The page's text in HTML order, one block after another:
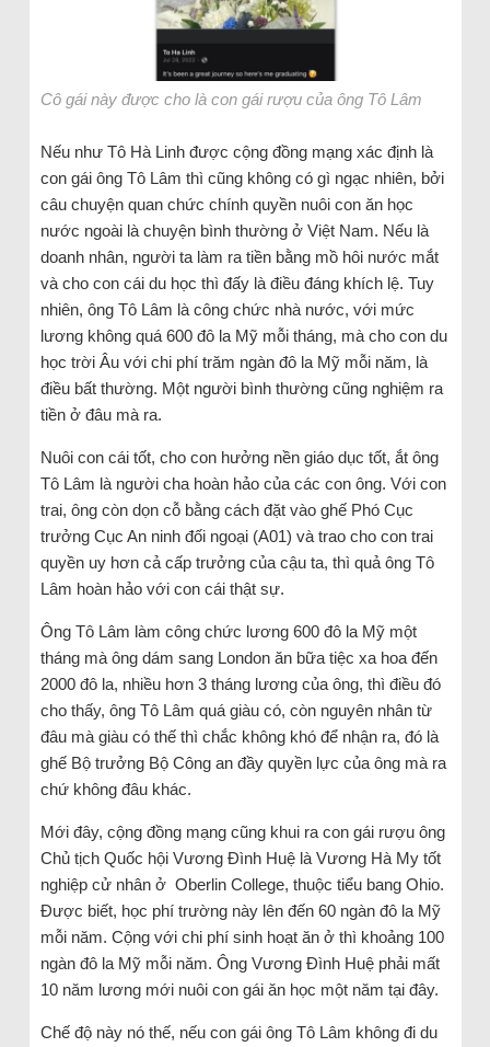
Cô gái này được cho là con gái rượu của ông Tô Lâm
Nếu như Tô Hà Linh được cộng đồng mạng xác định là
con gái ông Tô Lâm thì cũng không có gì ngạc nhiên, bởi
câu chuyện quan chức chính quyền nuôi con ăn học
nước ngoài là chuyện bình thường ở Việt Nam. Nếu là
doanh nhân, người ta làm ra tiền bằng mồ hôi nước mắt
và cho con cái du học thì đấy là điều đáng khích lệ. Tuy
nhiên, ông Tô Lâm là công chức nhà nước, với mức
lương không quá 600 đô la Mỹ mỗi tháng, mà cho con du
học trời Âu với chi phí trăm ngàn đô la Mỹ mỗi năm, là
điều bất thường. Một người bình thường cũng nghiệm ra
tiền ở đâu mà ra.
Nuôi con cái tốt, cho con hưởng nền giáo dục tốt, ắt ông
Tô Lâm là người cha hoàn hảo của các con ông. Với con
trai, ông còn dọn cỗ bằng cách đặt vào ghế Phó Cục
trưởng Cục An ninh đối ngoại (A01) và trao cho con trai
quyền uy hơn cả cấp trưởng của cậu ta, thì quả ông Tô
Lâm hoàn hảo với con cái thật sự.
Ông Tô Lâm làm công chức lương 600 đô la Mỹ một
tháng mà ông dám sang London ăn bữa tiệc xa hoa đến
2000 đô la, nhiều hơn 3 tháng lương của ông, thì điều đó
cho thấy, ông Tô Lâm quá giàu có, còn nguyên nhân từ
đâu mà giàu có thế thì chắc không khó để nhận ra, đó là
ghế Bộ trưởng Bộ Công an đầy quyền lực của ông mà ra
chứ không đâu khác.
Mới đây, cộng đồng mạng cũng khui ra con gái rượu ông
Chủ tịch Quốc hội Vương Đình Huệ là Vương Hà My tốt
nghiệp cử nhân ở Oberlin College, thuộc tiểu bang Ohio.
Được biết, học phí trường này lên đến 60 ngàn đô la Mỹ
mỗi năm. Cộng với chi phí sinh hoạt ăn ở thì khoảng 100
ngàn đô la Mỹ mỗi năm. Ông Vương Đình Huệ phải mất
10 năm lương mới nuôi con gái ăn học một năm tại đây.
Chế độ này nó thế, nếu con gái ông Tô Lâm không đi du